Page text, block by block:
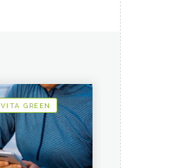
VITA GREEN